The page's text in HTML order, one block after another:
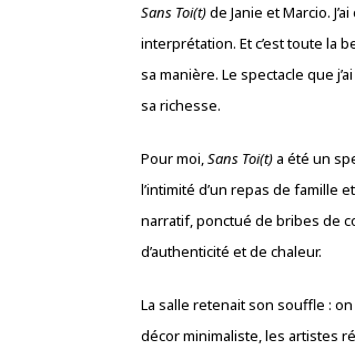
Sans Toi(t)de Janie et Marcio.
interprétation. Et c’est toute la
sa manière. Le spectacle que
sa richesse.
Pour moi,Sans Toi(t) a été un
l’intimité d’un repas de famille
narratif, ponctué de bribes de
d’authenticité et de chaleur.
La salle retenait son souffle :
décor minimaliste, les artistes